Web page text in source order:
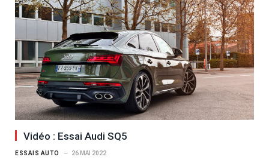
Vidéo : Essai Audi SQ5
ESSAIS AUTO 26 MAI 2022